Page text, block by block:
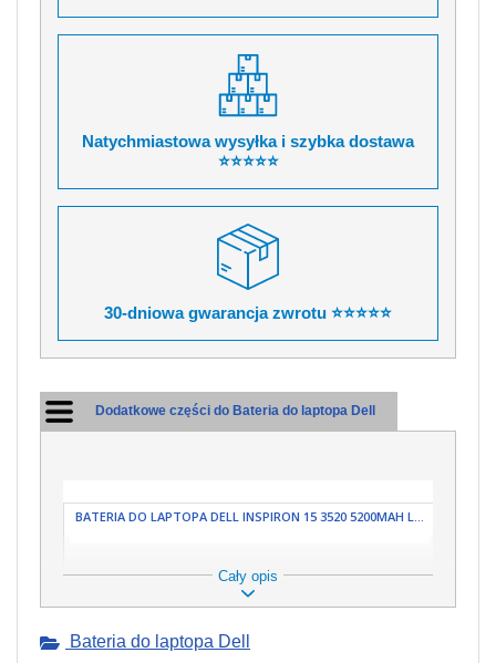
Natychmiastowa wysyłka i szybka dostawa
⭐⭐⭐⭐⭐
30-dniowa gwarancja zwrotu ⭐⭐⭐⭐⭐
Dodatkowe części do Bateria do laptopa Dell
BATERIA DO LAPTOPA DELL INSPIRON 15 3520 5200MAH L...
Cały opis
Bateria do laptopa Dell